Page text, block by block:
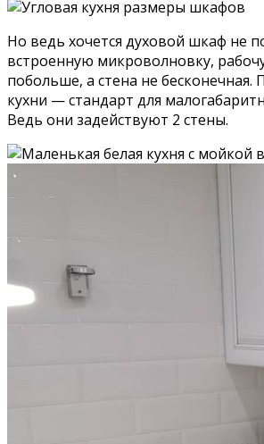
Но ведь хочется духовой шкаф не
встроенную микроволновку,
побольше, а стена не бесконечная.
кухни — стандарт для
Ведь они задействуют 2 стены.